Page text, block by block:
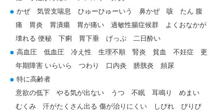
かぜ 気管支喘息 ひゅーひゅーいう 鼻かぜ 咳 たん 腹
痛 胃炎 胃潰瘍 胃が痛い 過敏性腸症候群 よくおなかが
壊れる 便秘 下痢 胃下垂 げっぷ 二日酔い
高血圧 低血圧 冷え性 生理不順 腎炎 貧血 不妊症 更
年期障害 いらいら つわり 口内炎 膀胱炎 頻尿
特に高齢者
意欲の低下 やる気が出ない うつ 不眠 耳鳴り めまい
むくみ 汗がたくさん出る 傷が治りにくい しびれ びりび